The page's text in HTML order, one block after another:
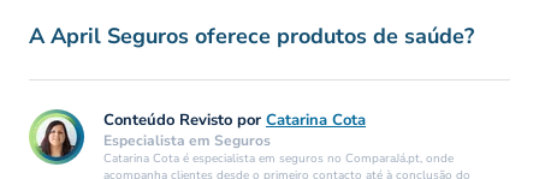
A April Seguros oferece produtos de saúde?
Conteúdo Revisto por Catarina Cota
Especialista em Seguros
Catarina Cota é especialista em seguros no ComparaJá.pt, onde
acompanha clientes desde o primeiro contacto até à conclusão do